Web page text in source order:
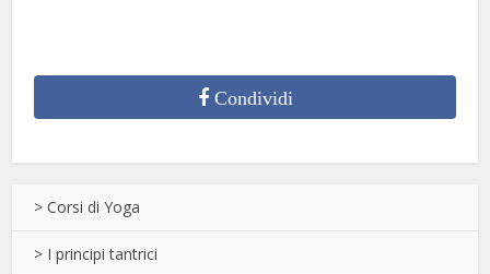
Condividi
> Corsi di Yoga
> I principi tantrici